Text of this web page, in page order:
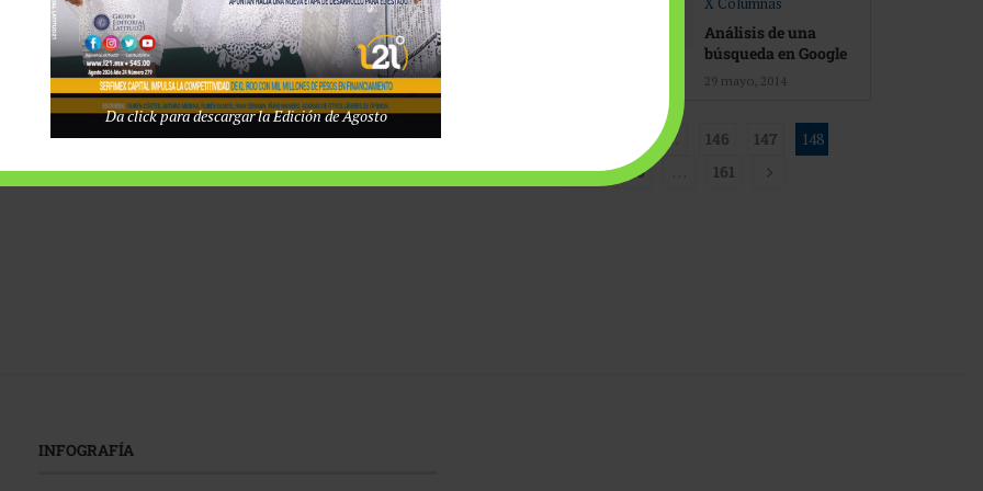
Análisis de una
búsqueda en Google
29 mayo, 2014
… 146 147
148
149
150 … 161
INFOGRAFÍA
Da click para descargar la Edición de Agosto